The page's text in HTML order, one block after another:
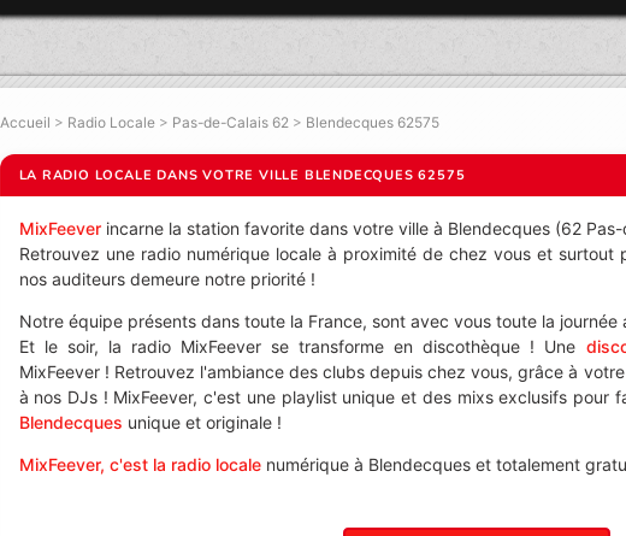
Accueil > Radio Locale> Pas-de-Calais 62 > Blendecques 62575
LA RADIO LOCALE DANS VOTRE VILLE BLENDECQUES 62575
MixFeeverincarne la station favorite dans votre ville à Blendecques (62 Pas-
Retrouvez une radio numérique locale à proximité de chez vous et
nos auditeurs demeure notre priorité !
Notre équipe présents dans toute la France, sont avec vous toute la journée
Et le soir, la radio MixFeever se transforme en discothèque ! Une
MixFeever ! Retrouvez l'ambiance des clubs depuis chez vous, grâce à
à nos DJs ! MixFeever, c'est une playlist unique et des mixs exclusifs pour
Blendecques unique et originale !
MixFeever, c'est la radio localenumérique à Blendecques et totalement